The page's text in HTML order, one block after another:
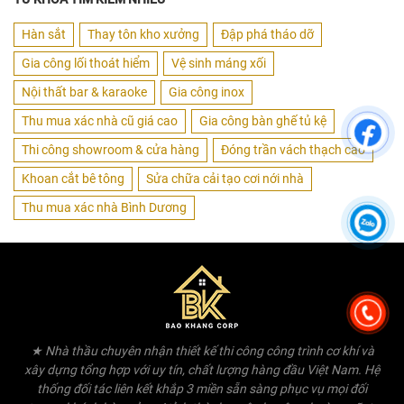
Hàn sắt Thay tôn kho xưởng
Đập phá tháo dỡ
Gia công lối thoát hiểm
Vệ sinh máng xối
Nội thất bar & karaoke
Gia công inox
Thu mua xác nhà cũ giá cao
Gia công bàn ghế tủ kệ
Thi công showroom & cửa hàng
Đóng trần vách thạch cao
Khoan cắt bê tông
Sửa chữa cải tạo cơi nới nhà
Thu mua xác nhà Bình Dương
★ Nhà thầu chuyên nhận thiết kế thi công công trình cơ khí và
xây dựng tổng hợp với uy tín, chất lượng hàng đầu Việt Nam. Hệ
thống đối tác liên kết khắp 3 miền sẵn sàng phục vụ mọi đối